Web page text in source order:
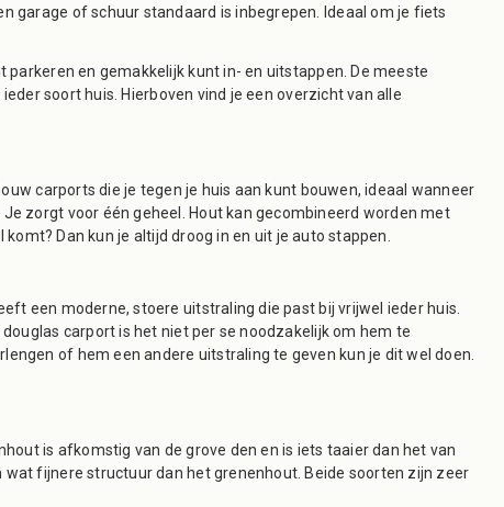
garage of schuur standaard is inbegrepen. Ideaal om je fiets
en gemakkelijk kunt in- en uitstappen. De meeste
soort huis. Hierboven vind je een overzicht van alle
carports die je tegen je huis aan kunt bouwen, ideaal wanneer
zorgt voor één geheel. Hout kan gecombineerd worden met
Dan kun je altijd droog in en uit je auto stappen.
een moderne, stoere uitstraling die past bij vrijwel ieder huis.
carport is het niet per se noodzakelijk om hem te
of hem een andere uitstraling te geven kun je dit wel doen.
is afkomstig van de grove den en is iets taaier dan het van
fijnere structuur dan het grenenhout. Beide soorten zijn zeer